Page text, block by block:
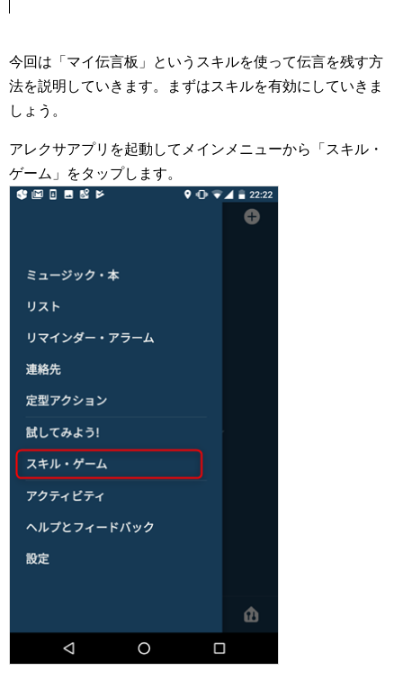
今回は「マイ伝言板」というスキルを使って伝言を残す方
法を説明していきます。まずはスキルを有効にしていきま
しょう。
アレクサアプリを起動してメインメニューから「スキル・
ゲーム」をタップします。